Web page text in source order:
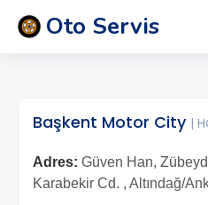
Oto Servis
Başkent Motor City |
Adres: Güven Han,
Karabekir Cd. , Altındağ/